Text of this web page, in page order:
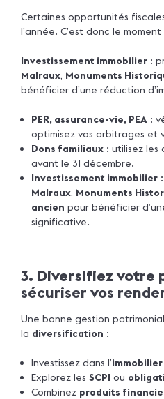
Certaines opportunités
l’année. C’est donc le
Investissement immobilier :
Malraux, Monuments
bénéficier d’une réduction
PER, assurance-vie, PEA :
optimisez vos arbitrages et
Dons familiaux : utilisez les
avant le 31 décembre.
Investissement immobilier
Malraux, Monuments
ancien pour bénéficier
significative.
3. Diversifiez votre
sécuriser vos
Une bonne gestion
la diversification :
Investissez dans l’
Explorez les SCPI ou
Combinez produits